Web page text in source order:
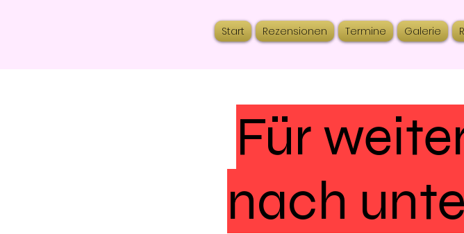
Start Rezensionen Termine Galerie
Für
nach